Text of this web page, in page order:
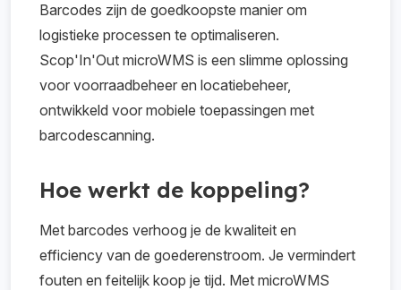
Barcodes zijn de goedkoopste manier om
logistieke processen te optimaliseren.
Scop'In'Out microWMS is een slimme oplossing
voor voorraadbeheer en locatiebeheer,
ontwikkeld voor mobiele toepassingen met
barcodescanning.
Hoe werkt de koppeling?
Met barcodes verhoog je de kwaliteit en
efficiency van de goederenstroom. Je vermindert
fouten en feitelijk koop je tijd. Met microWMS